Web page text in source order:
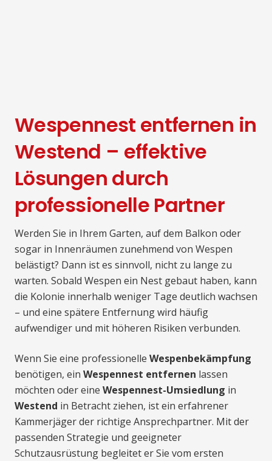
Wespennest entfernen in
Westend – effektive
Lösungen durch
professionelle Partner
Werden Sie in Ihrem Garten, auf dem Balkon oder
sogar in Innenräumen zunehmend von Wespen
belästigt? Dann ist es sinnvoll, nicht zu lange zu
warten. Sobald Wespen ein Nest gebaut haben, kann
die Kolonie innerhalb weniger Tage deutlich wachsen
– und eine spätere Entfernung wird häufig
aufwendiger und mit höheren Risiken verbunden.
Wenn Sie eine professionelle Wespenbekämpfung
benötigen, ein Wespennest entfernen lassen
möchten oder eine Wespennest-Umsiedlung in
Westend in Betracht ziehen, ist ein erfahrener
Kammerjäger der richtige Ansprechpartner. Mit der
passenden Strategie und geeigneter
Schutzausrüstung begleitet er Sie vom ersten